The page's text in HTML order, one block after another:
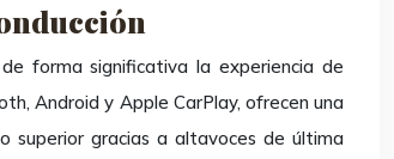
forma significativa la experiencia de
Android y Apple CarPlay, ofrecen una
superior gracias a altavoces de última